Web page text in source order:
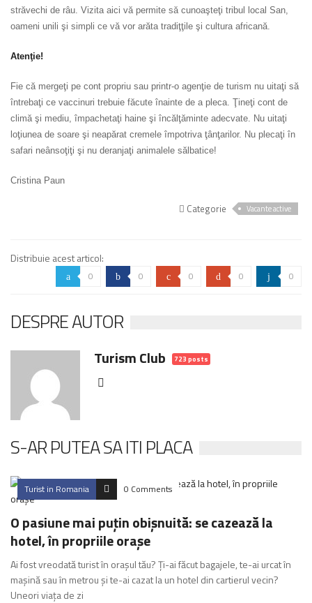
străvechi de râu. Vizita aici vă permite să cunoaşteţi tribul local San,
oameni unili şi simpli ce vă vor arăta tradiţţile şi cultura africană.
Atenţie!
Fie că mergeţi pe cont propriu sau printr-o agenţie de turism nu uitaţi să
întrebaţi ce vaccinuri trebuie făcute înainte de a pleca. Ţineţi cont de
climă şi mediu, împachetaţi haine şi încălţăminte adecvate. Nu uitaţi
loţiunea de soare şi neapărat cremele împotriva ţânţarilor. Nu plecaţi în
safari neânsoţiţi şi nu deranjaţi animalele sălbatice!
Cristina Paun
Categorie Vacante active
Distribuie acest articol:
a 0 b 0 c 0 d 0 j 0
DESPRE AUTOR
Turism Club 723 posts
S-AR PUTEA SA ITI PLACA
Turist in Romania 0 Comments
O pasiune mai puțin obișnuită: se cazează la
hotel, în propriile orașe
Ai fost vreodată turist în orașul tău? Ți-ai făcut bagajele, te-ai urcat în
mașină sau în metrou și te-ai cazat la un hotel din cartierul vecin?
Uneori viața de zi